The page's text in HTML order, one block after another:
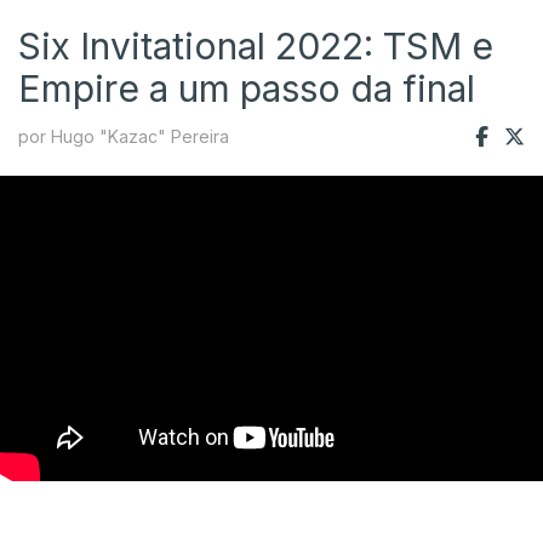
Six Invitational 2022: TSM e
Empire a um passo da final
por Hugo "Kazac" Pereira